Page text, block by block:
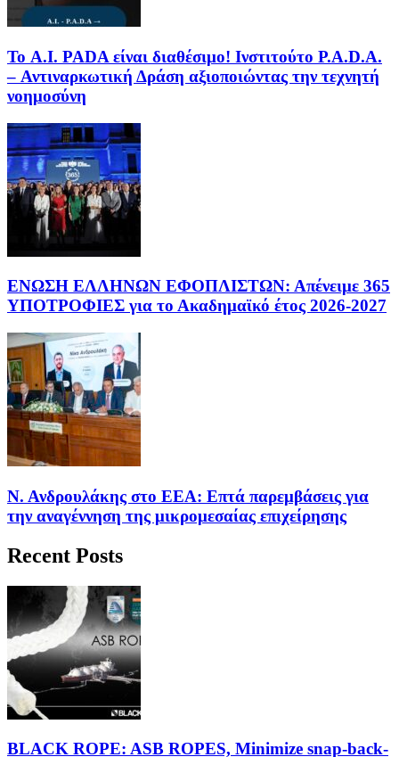
Το A.I. PADA είναι διαθέσιμο! Ινστιτούτο P.A.D.A.
– Αντιναρκωτική Δράση αξιοποιώντας την τεχνητή
νοημοσύνη
ΕΝΩΣΗ ΕΛΛΗΝΩΝ ΕΦΟΠΛΙΣΤΩΝ: Απένειμε 365
ΥΠΟΤΡΟΦΙΕΣ για το Ακαδημαϊκό έτος 2026-2027
Ν. Ανδρουλάκης στο ΕΕΑ: Επτά παρεμβάσεις για
την αναγέννηση της μικρομεσαίας επιχείρησης
Recent Posts
BLACK ROPE: ASB ROPES, Minimize snap-back-